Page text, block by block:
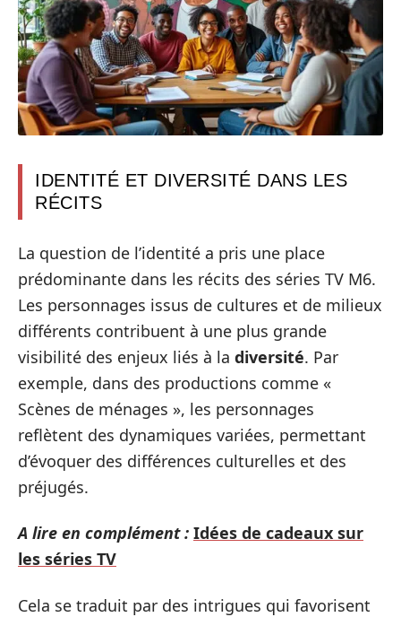
IDENTITÉ ET DIVERSITÉ DANS LES
RÉCITS
La question de l’identité a pris une place
prédominante dans les récits des séries TV M6.
Les personnages issus de cultures et de milieux
différents contribuent à une plus grande
visibilité des enjeux liés à la diversité. Par
exemple, dans des productions comme «
Scènes de ménages », les personnages
reflètent des dynamiques variées, permettant
d’évoquer des différences culturelles et des
préjugés.
A lire en complément : Idées de cadeaux sur
les séries TV
Cela se traduit par des intrigues qui favorisent